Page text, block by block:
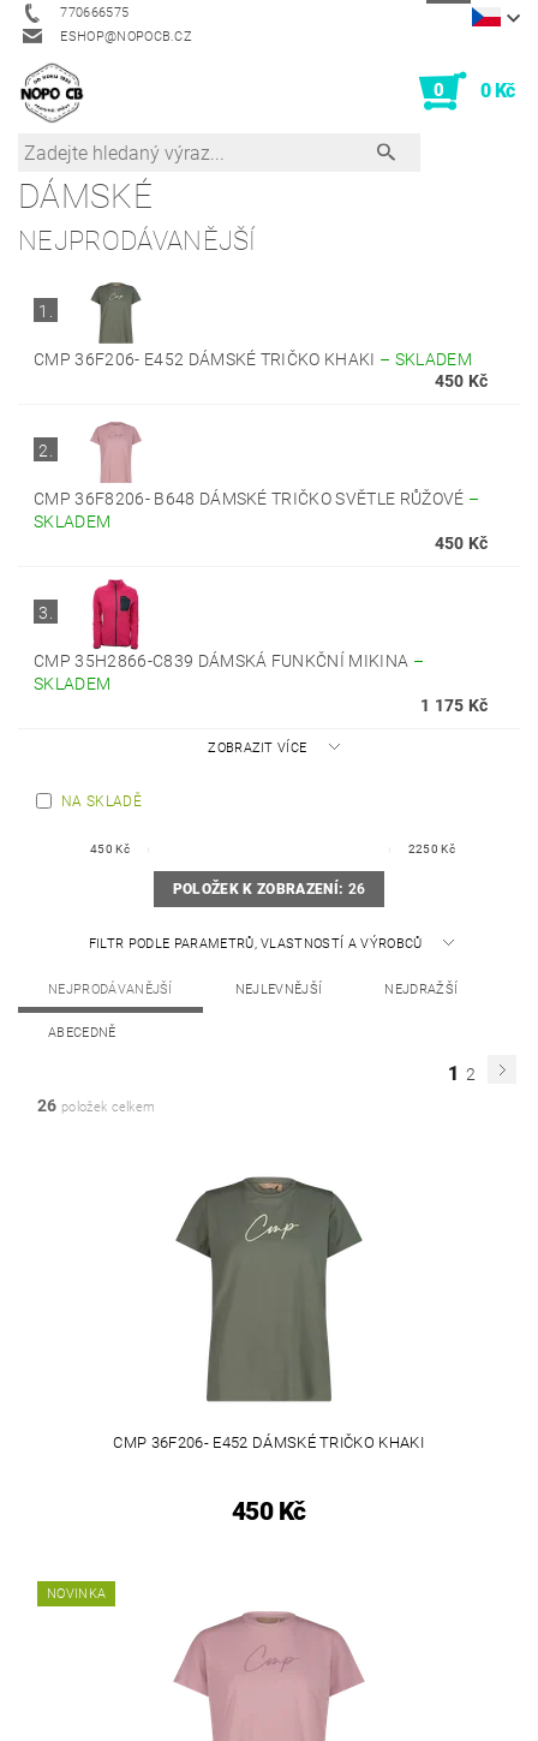
770666575
ESHOP@NOPOCB.CZ
0 0 Kč
DÁMSKÉ
NEJPRODÁVANĚJŠÍ
1.
CMP 36F206- E452 DÁMSKÉ TRIČKO KHAKI – SKLADEM
450 Kč
2.
CMP 36F8206- B648 DÁMSKÉ TRIČKO SVĚTLE RŮŽOVÉ –
SKLADEM
450 Kč
3.
CMP 35H2866-C839 DÁMSKÁ FUNKČNÍ MIKINA –
SKLADEM
1 175 Kč
ZOBRAZIT VÍCE
NA SKLADĚ
450 Kč 2250 Kč
POLOŽEK K ZOBRAZENÍ: 26
FILTR PODLE PARAMETRŮ, VLASTNOSTÍ A VÝROBCŮ
NEJPRODÁVANĚJŠÍ NEJLEVNĚJŠÍ NEJDRAŽŠÍ
ABECEDNĚ
1 2
26 položek celkem
CMP 36F206- E452 DÁMSKÉ TRIČKO KHAKI
450 Kč
NOVINKA